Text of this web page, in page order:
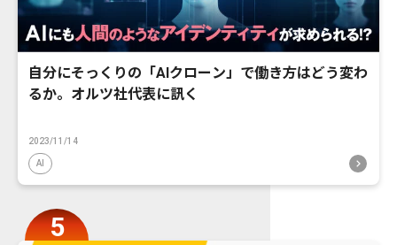
自分にそっくりの「AIクローン」で働き方はどう変わ
るか。オルツ社代表に訊く
2023/11/14
AI